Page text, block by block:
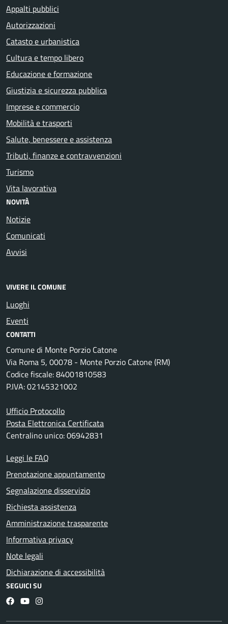
Appalti pubblici
Autorizzazioni
Catasto e urbanistica
Cultura e tempo libero
Educazione e formazione
Giustizia e sicurezza pubblica
Imprese e commercio
Mobilità e trasporti
Salute, benessere e assistenza
Tributi, finanze e contravvenzioni
Turismo
Vita lavorativa
NOVITÀ
Notizie
Comunicati
Avvisi
VIVERE IL COMUNE
Luoghi
Eventi
CONTATTI
Comune di Monte Porzio Catone
Via Roma 5, 00078 - Monte Porzio Catone (RM)
Codice fiscale: 84001810583
P.IVA: 02145321002
Ufficio Protocollo
Posta Elettronica Certificata
Centralino unico: 06942831
Leggi le FAQ
Prenotazione appuntamento
Segnalazione disservizio
Richiesta assistenza
Amministrazione trasparente
Informativa privacy
Note legali
Dichiarazione di accessibilità
SEGUICI SU
Facebook
YouTubeInstagram